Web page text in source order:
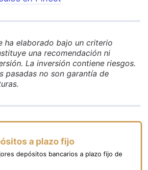
ha elaborado bajo un criterio
una recomendación ni
La inversión contiene riesgos.
pasadas no son garantía de
a plazo fijo
depósitos bancarios a plazo fijo de